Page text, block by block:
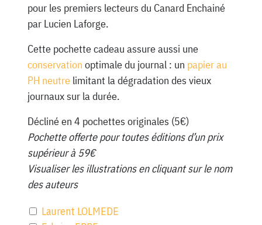
pour les premiers lecteurs du Canard Enchainé
par Lucien Laforge.
Cette pochette cadeau assure aussi une
conservation optimale du journal : un papier au
PH neutrelimitant la dégradation des vieux
journaux sur la durée.
Décliné en 4 pochettes originales (5€)
Pochette offerte pour toutes éditions d’un prix
supérieur à 59€
Visualiser les illustrations en cliquant sur le nom
des auteurs
Laurent LOLMEDE